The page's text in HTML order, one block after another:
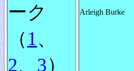
ーク
（ 1、
2、 3）
Arleigh Burke